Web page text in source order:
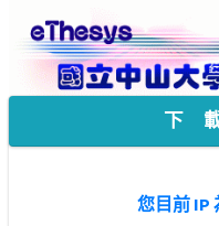
下
您目前 IP